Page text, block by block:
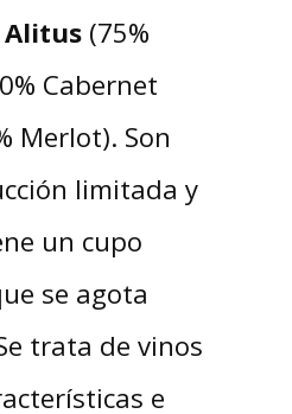
Alitus (75%
Cabernet
Merlot). Son
limitada y
un cupo
se agota
trata de vinos
e